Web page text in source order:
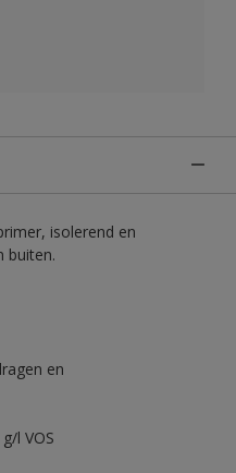
isolerend en
buiten.
en
l VOS